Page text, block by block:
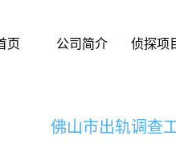
页 公司简介 侦探项
佛山市出轨调查